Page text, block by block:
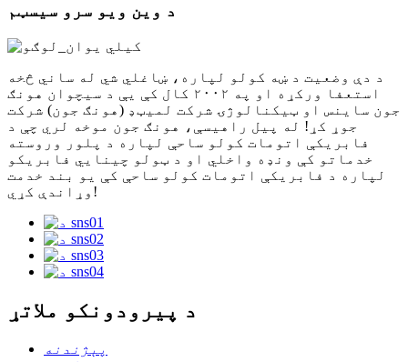
د وین ویو سرو سیسټم
د دې وضعیت د ښه کولو لپاره، ښاغلي شي له ساني څخه
استعفا ورکړه او په ۲۰۰۲ کال کې یې د سیچوان هونګ
جون ساینس او ​​ټیکنالوژۍ شرکت لمیټډ (هونګ جون) شرکت
جوړ کړ! له پیل راهیسې، هونګ جون موخه لري چې د
فابریکې اتومات کولو ساحې لپاره د پلور وروسته
خدماتو کې ونډه واخلي او د ټولو چینایي فابریکو
لپاره د فابریکې اتومات کولو ساحې کې یو بند خدمت
وړاندې کړي!
د پیرودونکو ملاتړ
پېژندنه